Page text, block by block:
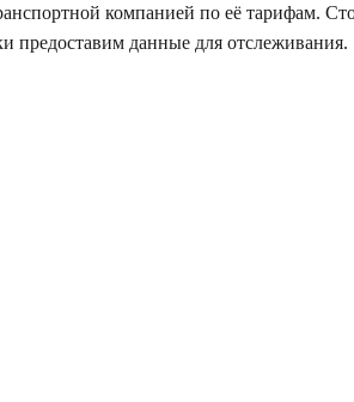
компанией по её тарифам.
предоставим данные для отслеживания.